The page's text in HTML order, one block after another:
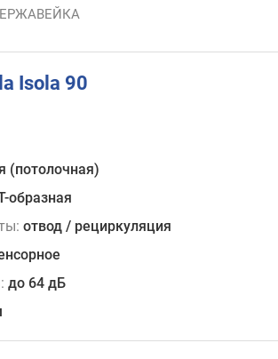
Isola 90
(потолочная)
образная
отвод / рециркуляция
до 64 дБ